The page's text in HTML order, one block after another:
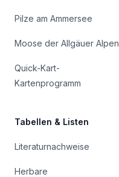
Pilze am Ammersee
Moose der Allgäuer Alpen
Quick-Kart-
Kartenprogramm
Tabellen & Listen
Literaturnachweise
Herbare